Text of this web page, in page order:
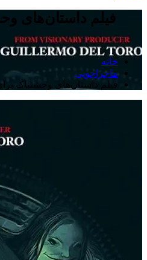
فیلم داستان‌های
خانه
ماجراجویی
فیلم داستان‌های وحشتناک